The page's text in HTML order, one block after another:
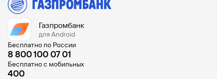
Газпромбанк
для Android
Бесплатно по России
8 800 100 07 01
Бесплатно с мобильных
400